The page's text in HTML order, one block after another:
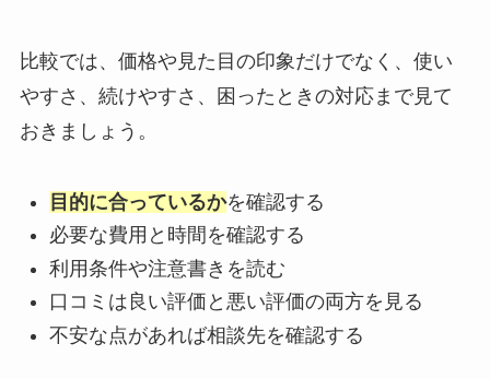
比較では、価格や見た目の印象だけでなく、使い
やすさ、続けやすさ、困ったときの対応まで見て
おきましょう。
目的に合っているかを確認する
必要な費用と時間を確認する
利用条件や注意書きを読む
口コミは良い評価と悪い評価の両方を見る
不安な点があれば相談先を確認する